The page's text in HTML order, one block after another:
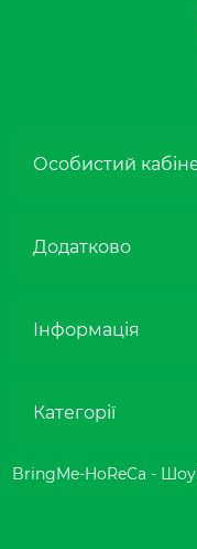
Особистий
Додатково
Інформація
Категорії
BringMe-HoReCa -